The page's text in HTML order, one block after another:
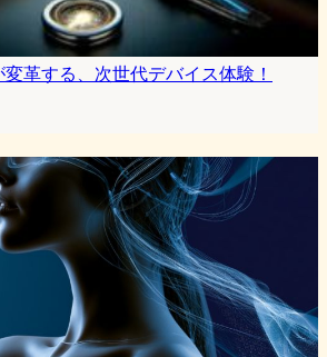
革する、次世代デバイス体験！